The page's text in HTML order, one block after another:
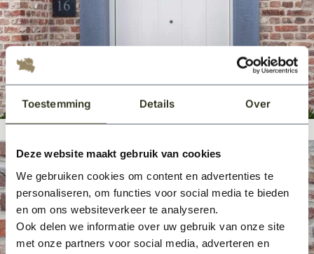
Toestemming Details Over
Deze website maakt gebruik van cookies
We gebruiken cookies om content en advertenties te
personaliseren, om functies voor social media te bieden
en om ons websiteverkeer te analyseren.
Ook delen we informatie over uw gebruik van onze site
met onze partners voor social media, adverteren en